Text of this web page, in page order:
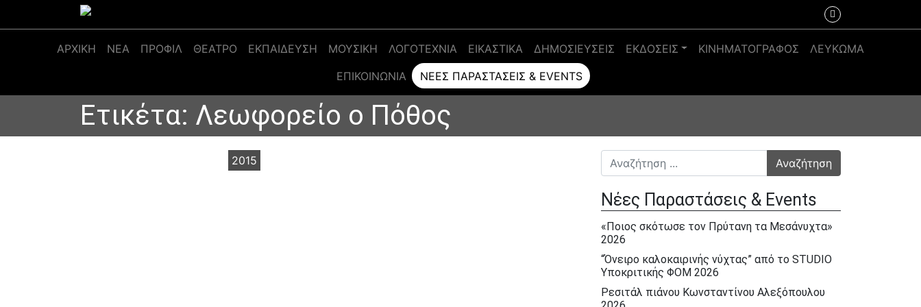
Κύρια πλοήγηση
ΑΡΧΙΚΉ ΝΕΑ ΠΡΟΦΊΛ ΘΕΑΤΡΟ ΕΚΠΑΙΔΕΥΣΗ ΜΟΥΣΙΚΗ ΛΟΓΟΤΕΧΝΙΑ ΕΙΚΑΣΤΙΚΑ ΔΗΜΟΣΙΕΥΣΕΙΣ ΕΚΔΟΣΕΙΣ ΚΙΝΗΜΑΤΟΓΡΑΦΟΣ
ΛΕΥΚΩΜΑ
ΕΠΙΚΟΙΝΩΝΊΑ
ΝΈΕΣ ΠΑΡΑΣΤΆΣΕΙΣ & EVENTS
Ετικέτα: Λεωφορείο ο Πόθος
2015 Αναζήτηση για:
Νέες Παραστάσεις & Events
«Ποιος σκότωσε τον Πρύτανη τα Μεσάνυχτα»
2026
“Όνειρο καλοκαιρινής νύχτας” από το STUDIO
Υποκριτικής ΦΟΜ 2026
Ρεσιτάλ πιάνου Κωνσταντίνου Αλεξόπουλου